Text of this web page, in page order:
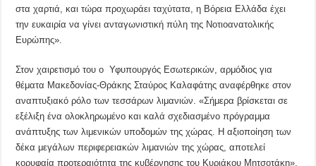
στα χαρτιά, και τώρα προχωράει ταχύτατα, η Βόρεια Ελλάδα έχει
την ευκαιρία να γίνει ανταγωνιστική πύλη της Νοτιοανατολικής
Ευρώπης».
Στον χαιρετισμό του ο Υφυπουργός Εσωτερικών, αρμόδιος για
θέματα Μακεδονίας-Θράκης Σταύρος Καλαφάτης αναφέρθηκε στον
αναπτυξιακό ρόλο των τεσσάρων λιμανιών. «Σήμερα βρίσκεται σε
εξέλιξη ένα ολοκληρωμένο και καλά σχεδιασμένο πρόγραμμα
ανάπτυξης των λιμενικών υποδομών της χώρας. Η αξιοποίηση των
δέκα μεγάλων περιφερειακών λιμανιών της χώρας, αποτελεί
κορυφαία προτεραιότητα της κυβέρνησης του Κυριάκου Μητσοτάκη»,